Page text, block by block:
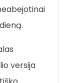
versija